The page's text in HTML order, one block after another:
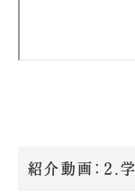
紹介動画：2.